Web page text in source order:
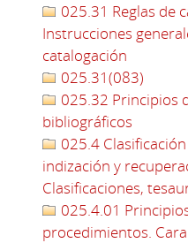
025.31 Reglas de
Instrucciones
catalogación
025.31(083)
025.32 Principios
bibliográficos
025.4
indización y
Clasificaciones,
025.4.01
procedimientos.